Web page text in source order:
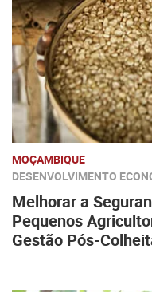
MOÇAMBIQUE
DESENVOLVIMENTO
Melhorar a
Pequenos
Gestão Pós-